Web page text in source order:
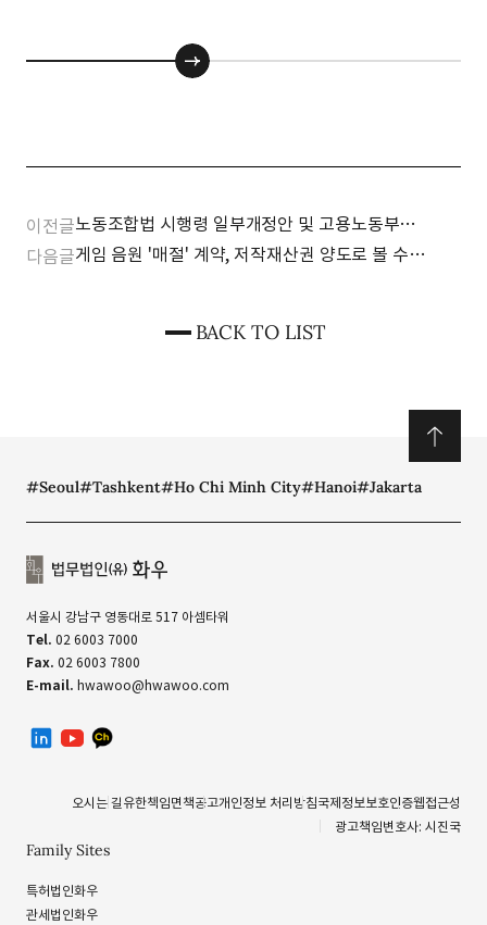
이전글노동조합법 시행령 일부개정안 및 고용노동부
해석지침 확정
BACK TO LIST
다음글게임 음원 '매절' 계약, 저작재산권 양도로 볼 수
#Seoul#Tashkent#Ho Chi Minh City#Hanoi#Jakarta
서울시 강남구 영동대로 517 아셈타워
Tel. 02 6003 7000
Fax. 02 6003 7800
E-mail. hwawoo@hwawoo.com
Family Sites
특허법인화우
관세법인화우
오시는 길 유한책임면책공고개인정보 처리방침국제정보보호인증웹접근성
광고책임변호사: 시진국